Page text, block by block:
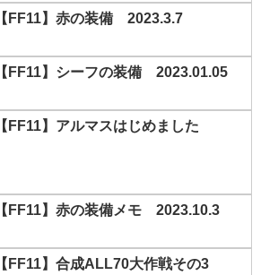
【FF11】赤の装備 2023.3.7
【FF11】シーフの装備 2023.01.05
【FF11】アルマスはじめました
【FF11】赤の装備メモ 2023.10.3
【FF11】合成ALL70大作戦その3